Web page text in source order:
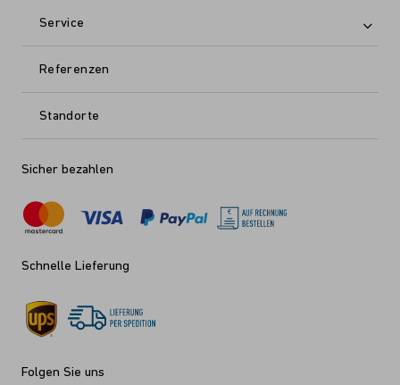
Service
Referenzen
Standorte
Sicher bezahlen
Schnelle Lieferung
Folgen Sie uns